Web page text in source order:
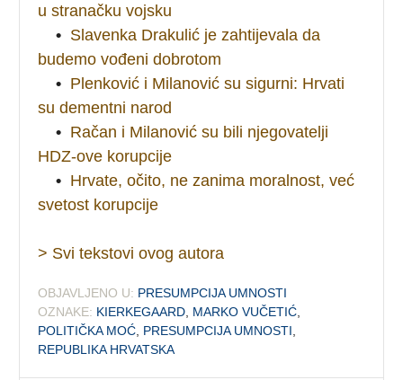
u stranačku vojsku
• Slavenka Drakulić je zahtijevala da
budemo vođeni dobrotom
• Plenković i Milanović su sigurni: Hrvati
su dementni narod
• Račan i Milanović su bili njegovatelji
HDZ-ove korupcije
• Hrvate, očito, ne zanima moralnost, već
svetost korupcije
> Svi tekstovi ovog autora
OBJAVLJENO U: PRESUMPCIJA UMNOSTI
OZNAKE: KIERKEGAARD MARKO VUČETIĆ
POLITIČKA MOĆ PRESUMPCIJA UMNOSTI
REPUBLIKA HRVATSKA